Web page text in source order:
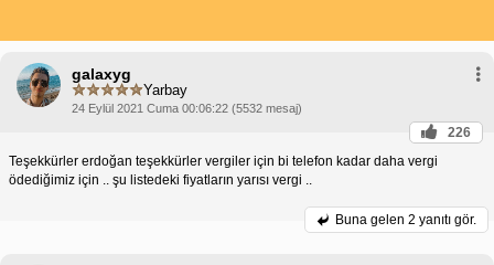
galaxyg
Yarbay
24 Eylül 2021 Cuma 00:06:22 (5532 mesaj)
226
Teşekkürler erdoğan teşekkürler vergiler için bi telefon kadar daha vergi
ödediğimiz için .. şu listedeki fiyatların yarısı vergi ..
Buna gelen 2 yanıtı gör.